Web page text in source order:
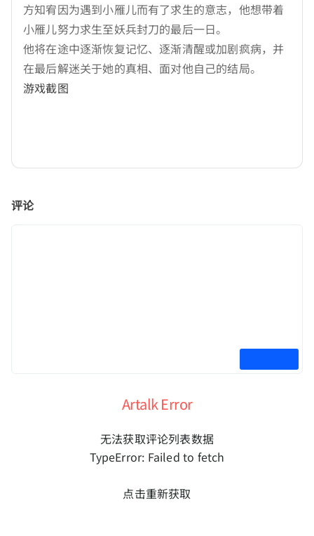
方知宥因为遇到小雁儿而有了求生的意志，他想带着
小雁儿努力求生至妖兵封刀的最后一日。
他将在途中逐渐恢复记忆、逐渐清醒或加剧疯病，并
在最后解迷关于她的真相、面对他自己的结局。
游戏截图
评论
Artalk Error
无法获取评论列表数据
TypeError: Failed to fetch
点击重新获取